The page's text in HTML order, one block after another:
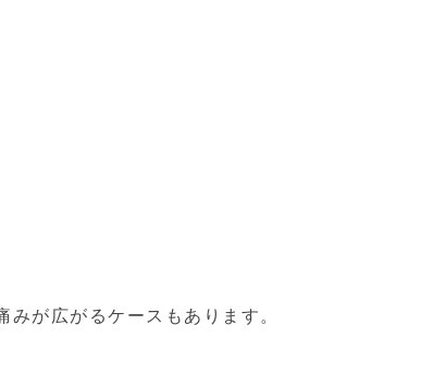
が広がるケースもあります。